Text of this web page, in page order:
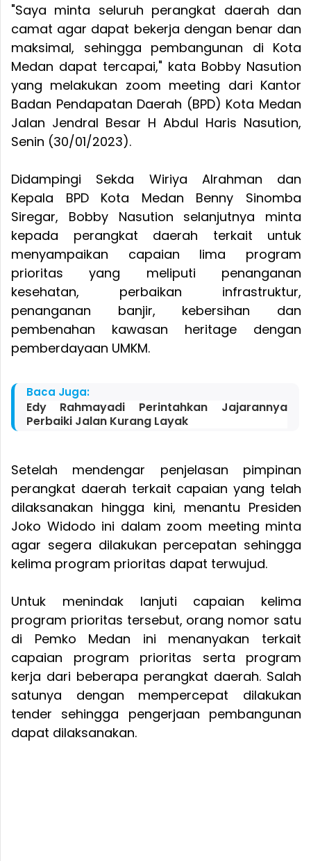
"Saya minta seluruh perangkat daerah dan
camat agar dapat bekerja dengan benar dan
maksimal, sehingga pembangunan di Kota
Medan dapat tercapai," kata Bobby Nasution
yang melakukan zoom meeting dari Kantor
Badan Pendapatan Daerah (BPD) Kota Medan
Jalan Jendral Besar H Abdul Haris Nasution,
Senin (30/01/2023).
Didampingi Sekda Wiriya Alrahman dan
Kepala BPD Kota Medan Benny Sinomba
Siregar, Bobby Nasution selanjutnya minta
kepada perangkat daerah terkait untuk
menyampaikan capaian lima program
prioritas yang meliputi penanganan
kesehatan, perbaikan infrastruktur,
penanganan banjir, kebersihan dan
pembenahan kawasan heritage dengan
pemberdayaan UMKM.
Baca Juga:
Edy Rahmayadi Perintahkan Jajarannya
Perbaiki Jalan Kurang Layak
Setelah mendengar penjelasan pimpinan
perangkat daerah terkait capaian yang telah
dilaksanakan hingga kini, menantu Presiden
Joko Widodo ini dalam zoom meeting minta
agar segera dilakukan percepatan sehingga
kelima program prioritas dapat terwujud.
Untuk menindak lanjuti capaian kelima
program prioritas tersebut, orang nomor satu
di Pemko Medan ini menanyakan terkait
capaian program prioritas serta program
kerja dari beberapa perangkat daerah. Salah
satunya dengan mempercepat dilakukan
tender sehingga pengerjaan pembangunan
dapat dilaksanakan.